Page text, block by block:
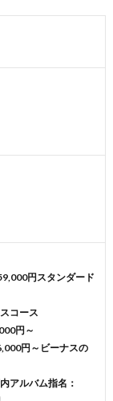
円スタンダード
コース
円～
円～ ビーナスの
アルバム指名：